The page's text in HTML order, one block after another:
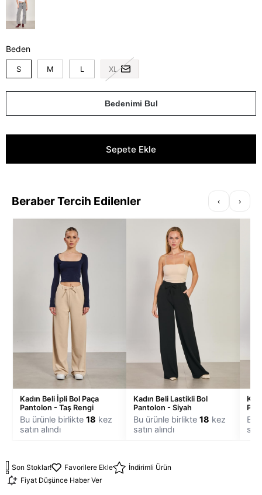
Beden
S M L XL
Bedenimi Bul
Beraber Tercih Edilenler ‹ ›
Kadın Beli İpli Bol Paça
Pantolon - Taş Rengi
Bu ürünle birlikte 18 kez
satın alındı
Kadın Beli Lastikli Bol
Pantolon - Siyah
Bu ürünle birlikte 18 kez
satın alındı
Bu
Son Stoklar! Favorilere Ekle
İndirimli Ürün
Fiyat Düşünce Haber Ver